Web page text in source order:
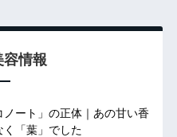
容情報
ノート」の正体｜あの甘い香
く「葉」でした